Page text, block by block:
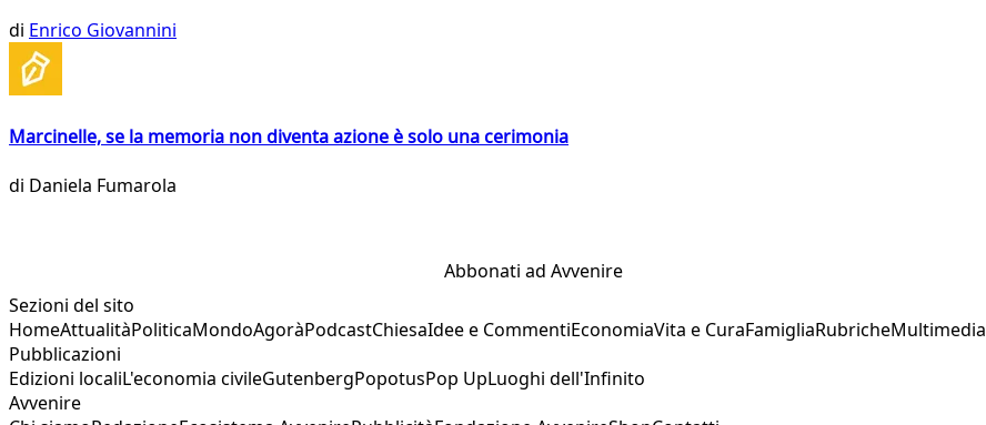
di Enrico Giovannini
Marcinelle, se la memoria non diventa azione è solo una cerimonia
di Daniela Fumarola
Abbonati ad Avvenire
Sezioni del sito
HomeAttualitàPoliticaMondoAgoràPodcastChiesaIdee e CommentiEconomiaVita e CuraFamigliaRubricheMultimedia
Pubblicazioni
Edizioni localiL'economia civileGutenbergPopotusPop UpLuoghi dell'Infinito
Avvenire